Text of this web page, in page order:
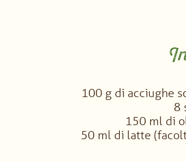
100 g di acciughe
8
150 ml di
50 ml di latte